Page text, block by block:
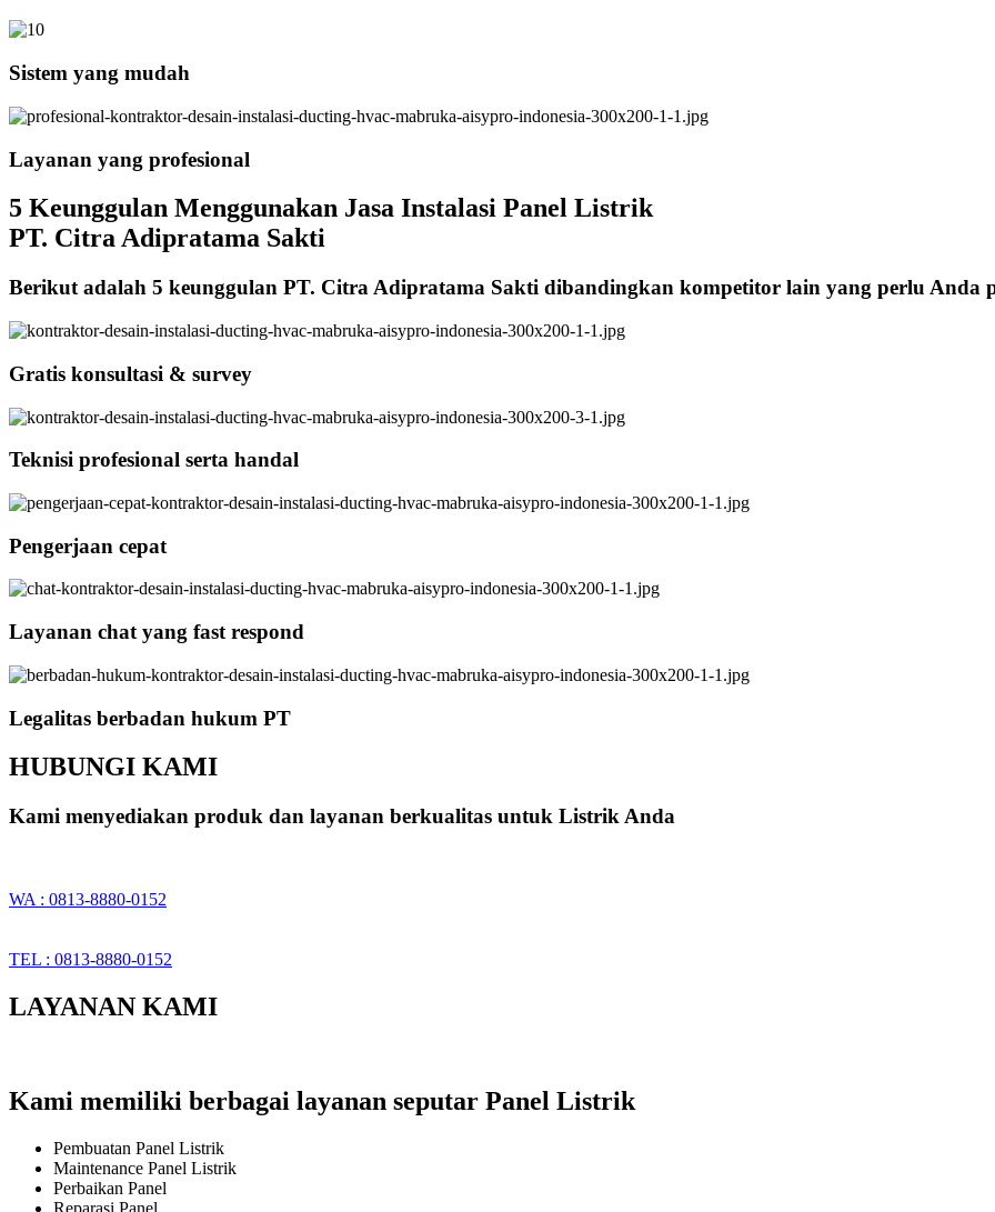
Sistem yang mudah
Layanan yang profesional
5 Keunggulan Menggunakan Jasa Instalasi Panel Listrik
PT. Citra Adipratama Sakti
Berikut adalah 5 keunggulan PT. Citra Adipratama Sakti dibandingkan kompetitor lain yang perlu Anda
Gratis konsultasi & survey
Teknisi profesional serta handal
Pengerjaan cepat
Layanan chat yang fast respond
Legalitas berbadan hukum PT
HUBUNGI KAMI
Kami menyediakan produk dan layanan berkualitas untuk Listrik Anda
WA : 0813-8880-0152
TEL : 0813-8880-0152
LAYANAN KAMI
Kami memiliki berbagai layanan seputar Panel Listrik
Pembuatan Panel Listrik
Maintenance Panel Listrik
Perbaikan Panel
Reparasi Panel